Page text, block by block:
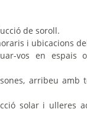
de soroll.
i ubicacions
vos en espais
arribeu amb
solar i ulleres